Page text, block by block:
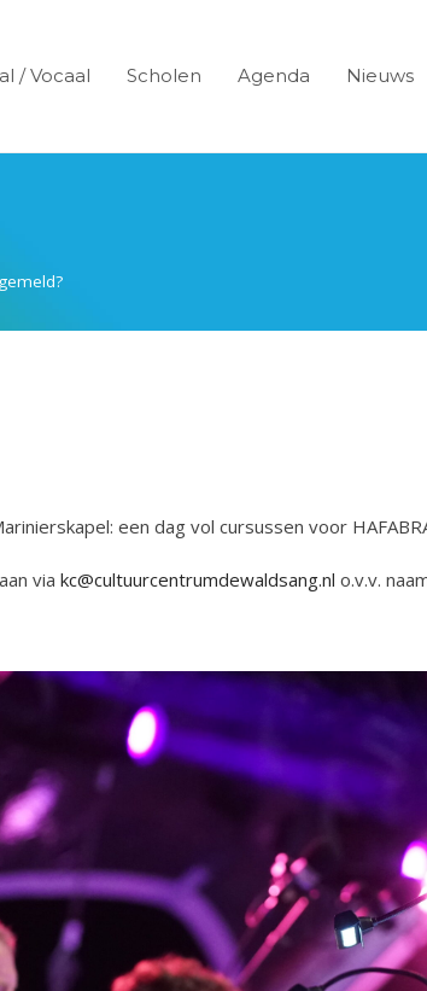
/ Vocaal Scholen Agenda Nieuws
een dag vol cursussen voor
via kc@cultuurcentrumdewaldsang.nl o.v.v.